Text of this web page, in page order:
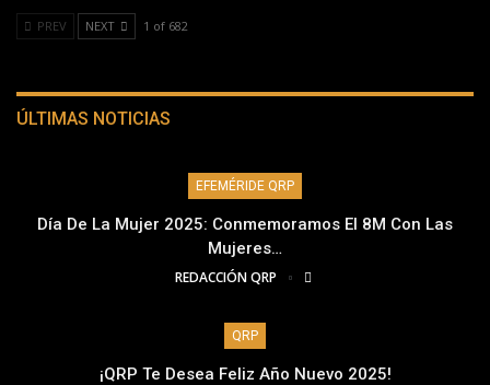
PREV NEXT 1 of 682
ÚLTIMAS NOTICIAS
EFEMÉRIDE QRP
Día De La Mujer 2025: Conmemoramos El 8M Con Las
Mujeres…
REDACCIÓN QRP
QRP
¡QRP Te Desea Feliz Año Nuevo 2025!